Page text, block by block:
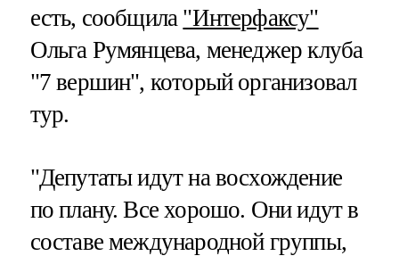
есть, сообщила "Интерфаксу"
Ольга Румянцева, менеджер клуба
"7 вершин", который организовал
тур.
"Депутаты идут на восхождение
по плану. Все хорошо. Они идут в
составе международной группы,